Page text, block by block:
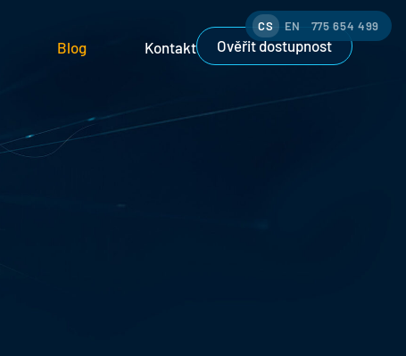
CS EN 775 654 499
Blog Kontakt Ověřit dostupnost